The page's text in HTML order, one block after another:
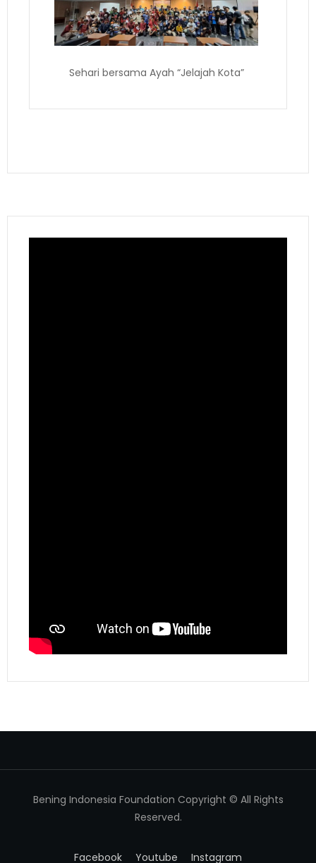
Sehari bersama Ayah “Jelajah Kota”
Bening Indonesia Foundation Copyright © All Rights
Reserved.
Facebook Youtube Instagram